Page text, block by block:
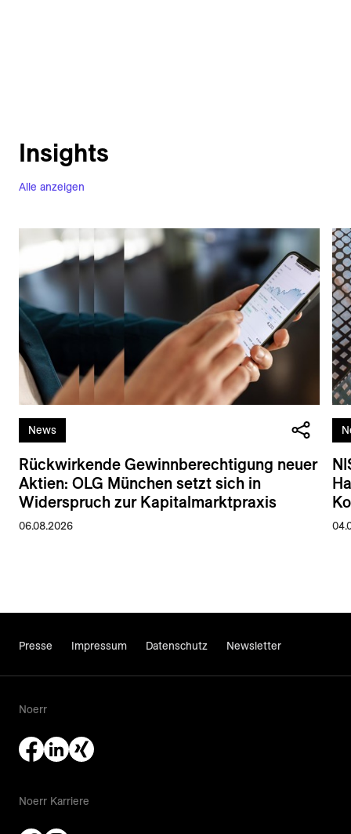
Alle anzeigen
Insights
News
Rückwirkende Gewinnberechtigung neuer
Aktien: OLG München setzt sich in
Widerspruch zur Kapitalmarktpraxis
06.08.2026
Presse Impressum Datenschutz Newsletter
Noerr
Noerr Karriere